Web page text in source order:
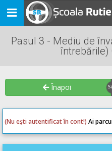
Toggle
navigation
Pasul 3 - Mediu de
întrebările)
Înapoi
(Nu ești autentificat în cont!) Ai